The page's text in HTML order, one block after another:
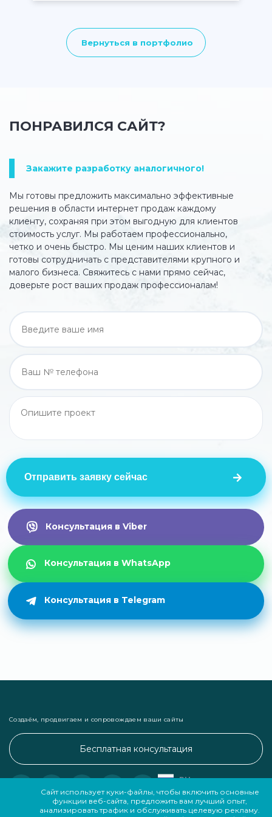
Вернуться в портфолио
ПОНРАВИЛСЯ САЙТ?
Закажите разработку аналогичного!
Мы готовы предложить максимально эффективные
решения в области интернет продаж каждому
клиенту, сохраняя при этом выгодную для клиентов
стоимость услуг. Мы работаем профессионально,
четко и очень быстро. Мы ценим наших клиентов и
готовы сотрудничать с представителями крупного и
малого бизнеса. Свяжитесь с нами прямо сейчас,
доверьте рост ваших продаж профессионалам!
Отправить заявку сейчас
Консультация в Viber
Консультация в WhatsApp
Консультация в Telegram
Создаём, продвигаем и сопровождаем ваши сайты
Бесплатная консультация
RU
EN
Сайт использует куки-файлы, чтобы включить основные
функции веб-сайта, предложить вам лучший опыт,
анализировать трафик и обслуживать целевую рекламу.